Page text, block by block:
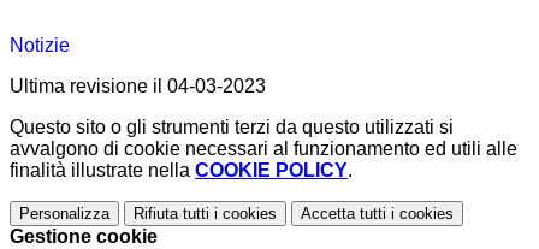
Notizie
Ultima revisione il 04-03-2023
Questo sito o gli strumenti terzi da questo utilizzati si
avvalgono di cookie necessari al funzionamento ed utili alle
finalità illustrate nella COOKIE POLICY.
Personalizza Rifiuta tutti i cookies Accetta tutti i cookies
Gestione cookie